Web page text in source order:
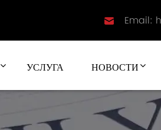
Email:
УСЛУГА НОВОСТИ